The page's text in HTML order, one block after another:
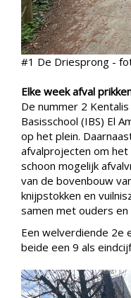
#1 De Driesprong -
Elke week afval
De nummer 2
Basisschool (IBS) El
op het plein.
afvalprojecten om het
schoon mogelijk
van de bovenbouw
knijpstokken en
samen met ouders
Een welverdiende 2e
beide een 9 als